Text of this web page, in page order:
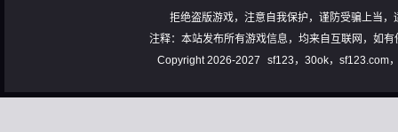
拒绝盗版游戏，注意自我保护，谨防受骗上当
注释：本站发布所有游戏信息，均来自互联网，如
Copyright 2026-2027
sf123，30ok，sf123.com